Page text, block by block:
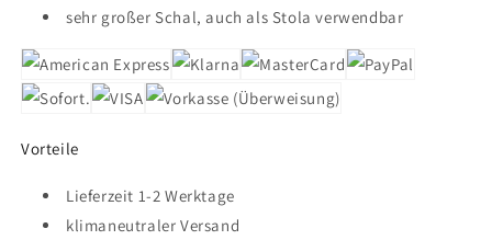
sehr großer Schal, auch als Stola verwendbar
Vorteile
Lieferzeit 1-2 Werktage
klimaneutraler Versand